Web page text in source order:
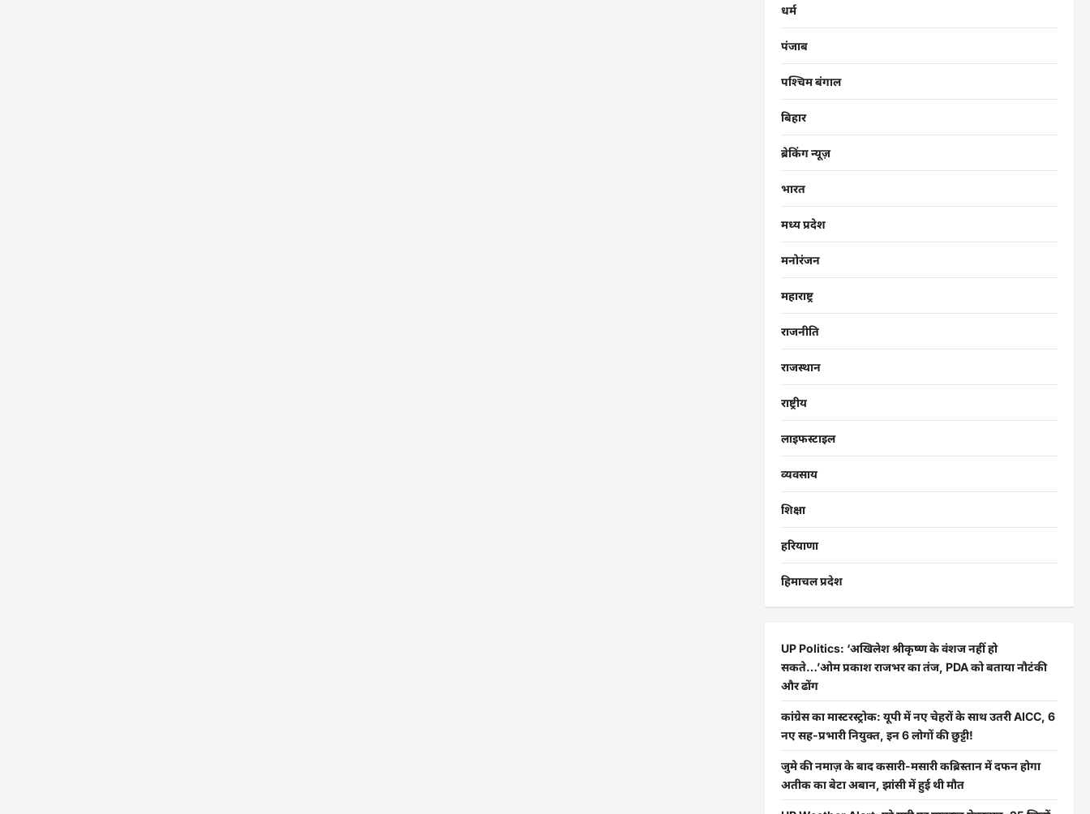
धर्म
पंजाब
पश्चिम बंगाल
बिहार
ब्रेकिंग न्यूज़
भारत
मध्य प्रदेश
मनोरंजन
महाराष्ट्र
राजनीति
राजस्थान
राष्ट्रीय
लाइफस्टाइल
व्यवसाय
शिक्षा
हरियाणा
हिमाचल प्रदेश
UP Politics: ‘अखिलेश श्रीकृष्ण के वंशज नहीं हो
सकते…’ओम प्रकाश राजभर का तंज, PDA को बताया नौटंकी
और ढोंग
कांग्रेस का मास्टरस्ट्रोक: यूपी में नए चेहरों के साथ उतरी AICC, 6
नए सह-प्रभारी नियुक्त, इन 6 लोगों की छुट्टी!
जुमे की नमाज़ के बाद कसारी-मसारी कब्रिस्तान में दफन होगा
अतीक का बेटा अबान, झांसी में हुई थी मौत